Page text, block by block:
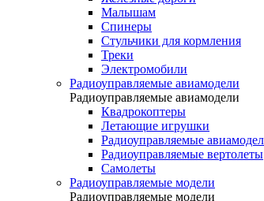
Малышам
Спинеры
Стульчики для кормления
Треки
Электромобили
Радиоуправляемые авиамодели
Радиоуправляемые авиамодели
Квадрокоптеры
Летающие игрушки
Радиоуправляемые
Радиоуправляемые вертолеты
Самолеты
Радиоуправляемые модели
Радиоуправляемые модели